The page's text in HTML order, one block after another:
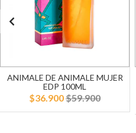
ANIMALE DE ANIMALE MUJER
EDP 100ML
$36.900$59.900